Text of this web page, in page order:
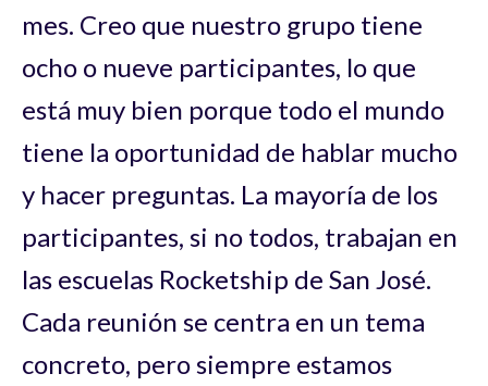
mes. Creo que nuestro grupo tiene
ocho o nueve participantes, lo que
está muy bien porque todo el mundo
tiene la oportunidad de hablar mucho
y hacer preguntas. La mayoría de los
participantes, si no todos, trabajan en
las escuelas Rocketship de San José.
Cada reunión se centra en un tema
concreto, pero siempre estamos